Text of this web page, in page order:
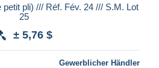
pli) /// Réf. Fév. 24 /// S.M. Lot
25
± 5,76 $
Gewerblicher Händler